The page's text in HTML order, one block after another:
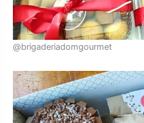
@brigaderiadomgourmet